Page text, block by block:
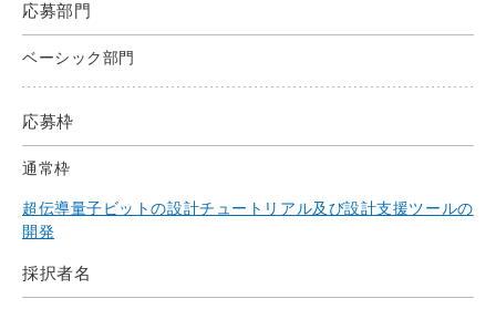
応募部門
ベーシック部門
応募枠
通常枠
超伝導量子ビットの設計チュートリアル及び設計支援ツールの
開発
採択者名